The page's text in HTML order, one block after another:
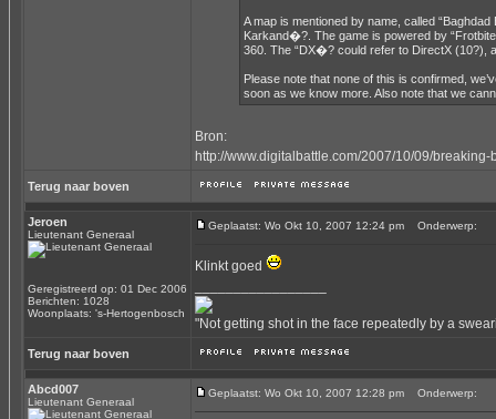
A map is mentioned by name, called
Karkand�?. The game is powered by
360. The “DX�? could refer to DirectX (10?),
Please note that none of this is confirmed,
soon as we know more. Also note that we
Bron:
http://www.digitalbattle.com/2007/10/09/
Terug naar boven
Jeroen
Lieutenant Generaal
Geregistreerd op: 01 Dec 2006
Berichten: 1028
Woonplaats: 's-Hertogenbosch
Geplaatst: Wo Okt 10, 2007 12:24 pm Onderwerp:
Klinkt goed
"Not getting shot in the face repeatedly by a
Terug naar boven
Abcd007
Lieutenant Generaal
Geplaatst: Wo Okt 10, 2007 12:28 pm Onderwerp: